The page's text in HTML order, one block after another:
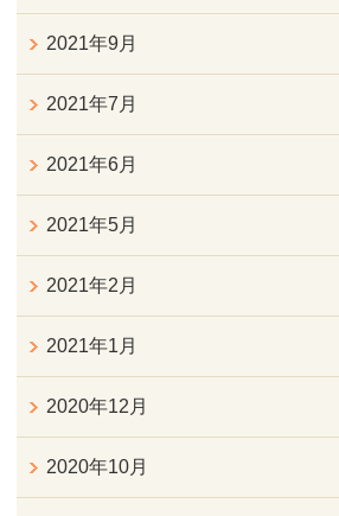
2021年9月
2021年7月
2021年6月
2021年5月
2021年2月
2021年1月
2020年12月
2020年10月